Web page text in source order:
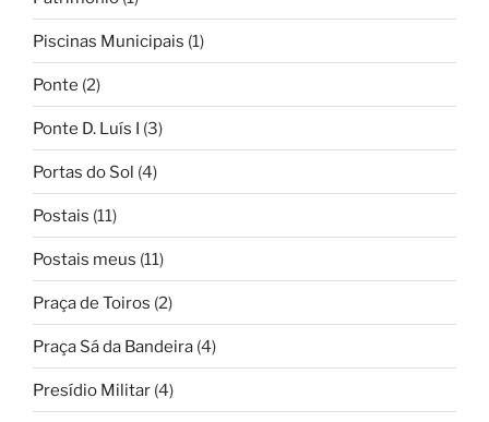
Piscinas Municipais (1)
Ponte (2)
Ponte D. Luís I (3)
Portas do Sol (4)
Postais (11)
Postais meus (11)
Praça de Toiros (2)
Praça Sá da Bandeira (4)
Presídio Militar (4)